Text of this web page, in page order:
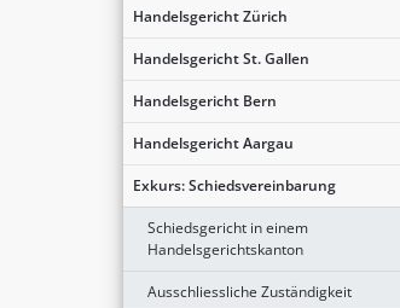
Handelsgericht Zürich
Handelsgericht St. Gallen
Handelsgericht Bern
Handelsgericht Aargau
Exkurs: Schiedsvereinbarung
Schiedsgericht in einem
Handelsgerichtskanton
Ausschliessliche Zuständigkeit